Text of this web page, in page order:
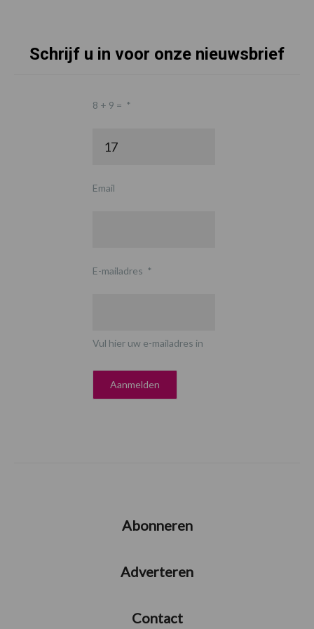
Schrijf u in voor onze nieuwsbrief
8 + 9 = *
Email
E-mailadres *
Vul hier uw e-mailadres in
Abonneren
Adverteren
Contact